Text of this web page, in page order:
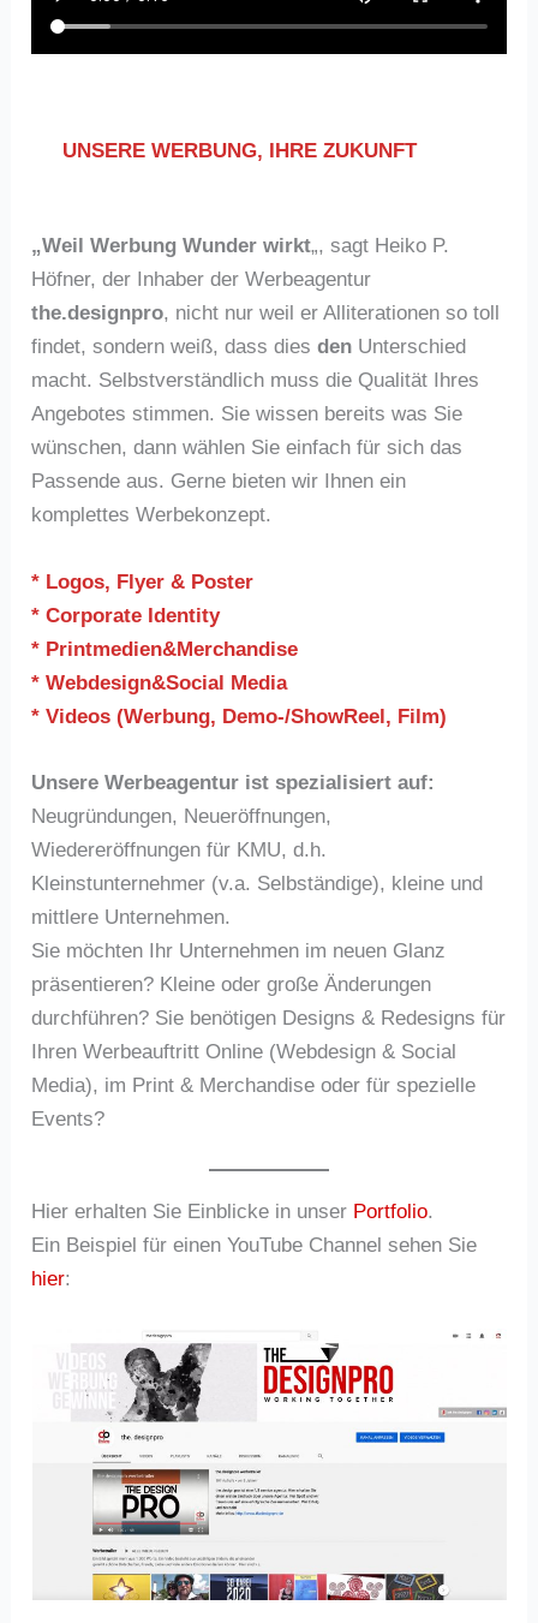
UNSERE WERBUNG, IHRE ZUKUNFT
„Weil Werbung Wunder wirkt„, sagt Heiko P.
Höfner, der Inhaber der Werbeagentur
the.designpro, nicht nur weil er Alliterationen so toll
findet, sondern weiß, dass diesden Unterschied
macht. Selbstverständlich muss die Qualität Ihres
Angebotes stimmen. Sie wissen bereits was Sie
wünschen, dann wählen Sie einfach für sich das
Passende aus. Gerne bieten wir Ihnen ein
komplettes Werbekonzept.
* Logos, Flyer & Poster
* Corporate Identity
* Printmedien&Merchandise
* Webdesign&Social Media
* Videos (Werbung, Demo-/ShowReel, Film)
Unsere Werbeagentur ist spezialisiert auf:
Neugründungen, Neueröffnungen,
Wiedereröffnungen für KMU, d.h.
Kleinstunternehmer (v.a. Selbständige), kleine und
mittlere Unternehmen.
Sie möchten Ihr Unternehmen im neuen Glanz
präsentieren? Kleine oder große Änderungen
durchführen? Sie benötigen Designs & Redesigns für
Ihren Werbeauftritt Online (Webdesign & Social
Media), im Print & Merchandise oder für spezielle
Events?
Hier erhalten Sie Einblicke in unser Portfolio.
Ein Beispiel für einen YouTube Channel sehen Sie
hier: